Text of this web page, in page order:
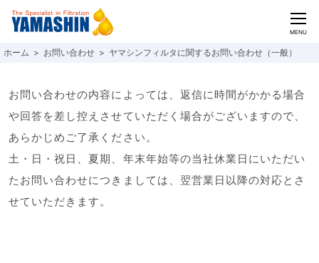
CLOSE
MENU
お問い合わせ ヤマシンフィルタに関するお問い合わせ（一般）
お問い合わせの内容によっては、返信に時間がかかる場合
や回答を差し控えさせていただく場合がございますので、
あらかじめご了承ください。
土・日・祝日、夏期、年末年始等の当社休業日にいただい
たお問い合わせにつきましては、翌営業日以降の対応とさ
せていただきます。